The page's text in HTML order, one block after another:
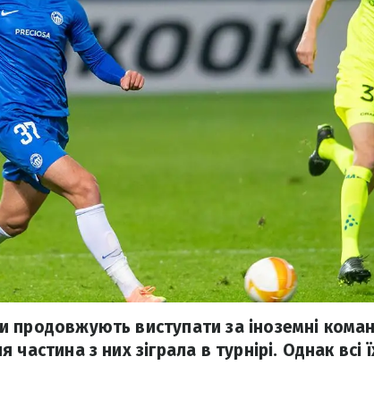
продовжують виступати за іноземні
частина з них зіграла в турнірі. Однак всі